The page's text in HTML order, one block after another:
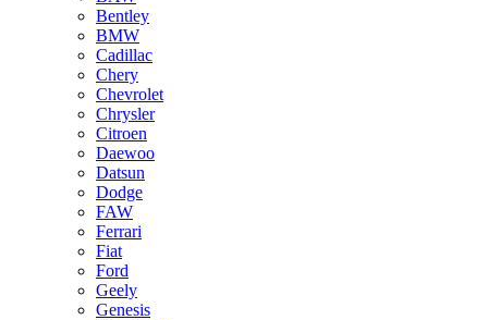
Bentley
BMW
Cadillac
Chery
Chevrolet
Chrysler
Citroen
Daewoo
Datsun
Dodge
FAW
Ferrari
Fiat
Ford
Geely
Genesis